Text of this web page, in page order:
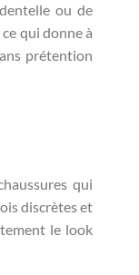
ou de
qui donne à
prétention
qui
discrètes et
le look